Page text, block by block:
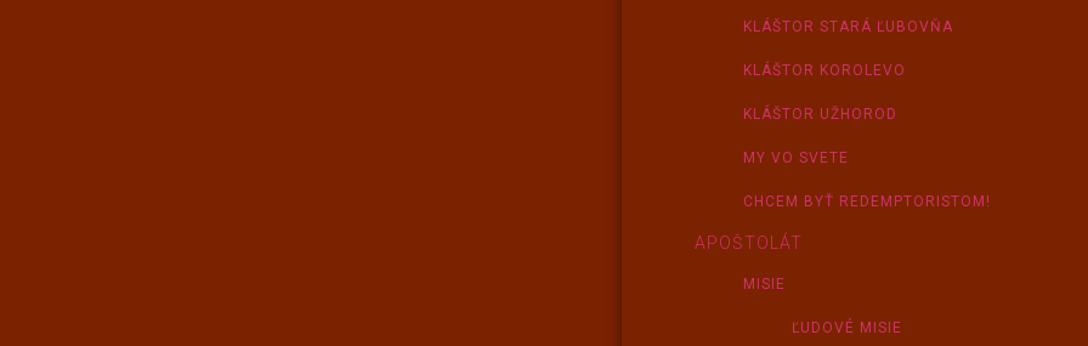
KLÁŠTOR STARÁ ĽUBOVŇA
KLÁŠTOR KOROLEVO
KLÁŠTOR UŽHOROD
MY VO SVETE
CHCEM BYŤ REDEMPTORISTOM!
APOŠTOLÁT
MISIE
ĽUDOVÉ MISIE